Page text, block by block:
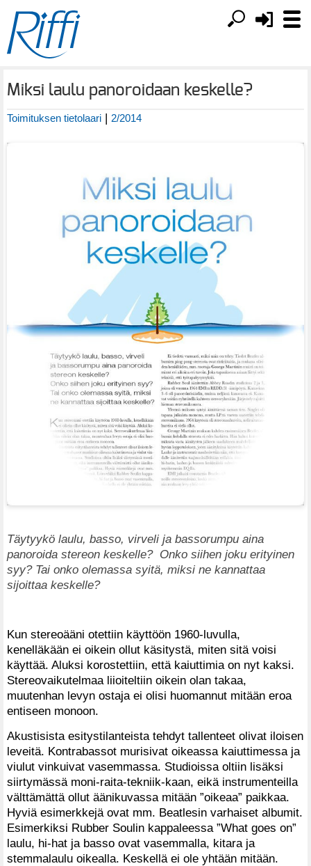
Miksi laulu panoroidaan keskelle?
Toimituksen tietolaari | 2/2014
Täytyykö laulu, basso, virveli ja bassorumpu aina
panoroida stereon keskelle? Onko siihen joku erityinen
syy? Tai onko olemassa syitä, miksi ne kannattaa
sijoittaa keskelle?
Kun stereoääni otettiin käyttöön 1960-luvulla,
kenelläkään ei oikein ollut käsitystä, miten sitä voisi
käyttää. Aluksi korostettiin, että kaiuttimia on nyt kaksi.
Stereovaikutelmaa liioiteltiin oikein olan takaa,
muutenhan levyn ostaja ei olisi huomannut mitään eroa
entiseen monoon.
Akustisista esitystilanteista tehdyt tallenteet olivat iloisen
leveitä. Kontrabassot murisivat oikeassa kaiuttimessa ja
viulut vinkuivat vasemmassa. Studioissa oltiin lisäksi
siirtymässä moni-raita-tekniik-kaan, eikä instrumenteilla
välttämättä ollut äänikuvassa mitään ”oikeaa” paikkaa.
Hyviä esimerkkejä ovat mm. Beatlesin varhaiset albumit.
Esimerkiksi Rubber Soulin kappaleessa ”What goes on”
laulu, hi-hat ja basso ovat vasemmalla, kitara ja
stemmalaulu oikealla. Keskellä ei ole yhtään mitään.